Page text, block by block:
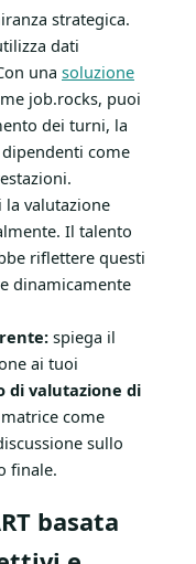
strategica.
dati
una soluzione
job.rocks, puoi
dei turni, la
come
la valutazione
Il talento
riflettere questi
dinamicamente
spiega il
ai tuoi
di valutazione di
come
sullo
finale.
basata